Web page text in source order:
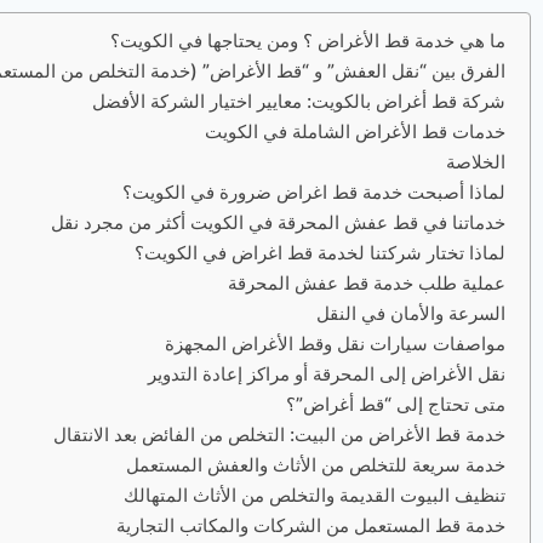
ما هي خدمة قط الأغراض ؟ ومن يحتاجها في الكويت؟
الفرق بين “نقل العفش” و “قط الأغراض” (خدمة التخلص من
شركة قط أغراض بالكويت: معايير اختيار الشركة الأفضل
خدمات قط الأغراض الشاملة في الكويت
الخلاصة
لماذا أصبحت خدمة قط اغراض ضرورة في الكويت؟
خدماتنا في قط عفش المحرقة في الكويت أكثر من مجرد نقل
لماذا تختار شركتنا لخدمة قط اغراض في الكويت؟
عملية طلب خدمة قط عفش المحرقة
السرعة والأمان في النقل
مواصفات سيارات نقل وقط الأغراض المجهزة
نقل الأغراض إلى المحرقة أو مراكز إعادة التدوير
متى تحتاج إلى “قط أغراض”؟
خدمة قط الأغراض من البيت: التخلص من الفائض بعد الانتقال
خدمة سريعة للتخلص من الأثاث والعفش المستعمل
تنظيف البيوت القديمة والتخلص من الأثاث المتهالك
خدمة قط المستعمل من الشركات والمكاتب التجارية